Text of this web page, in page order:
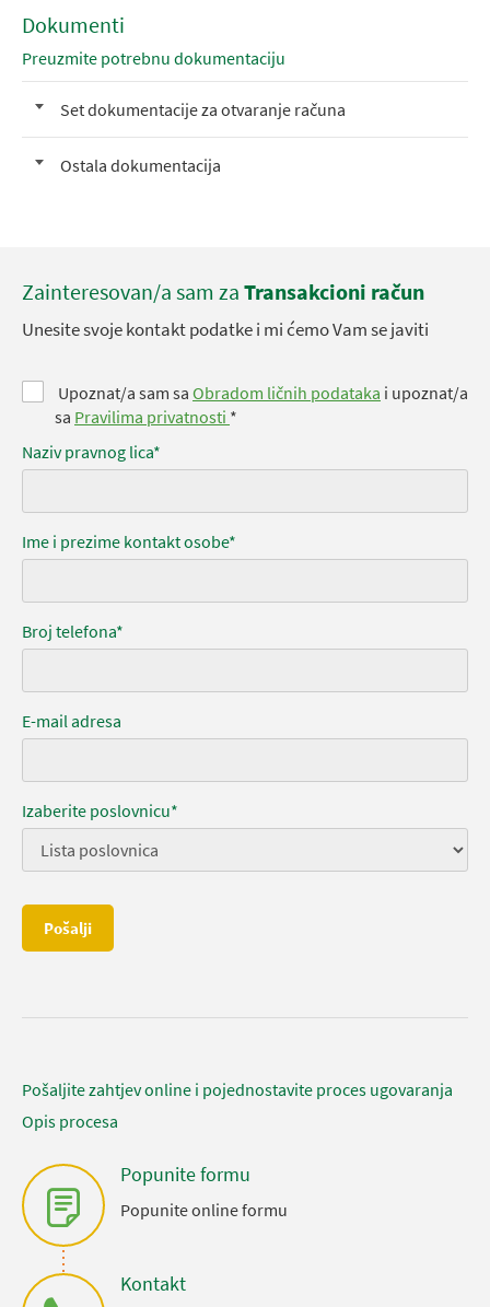
Dokumenti
Preuzmite potrebnu dokumentaciju
Set dokumentacije za otvaranje računa
Ostala dokumentacija
Zainteresovan/a sam za Transakcioni račun
Unesite svoje kontakt podatke i mi ćemo Vam se javiti
Upoznat/a sam sa Obradom ličnih podataka i upoznat/a
sa Pravilima privatnosti *
Naziv pravnog lica*
Ime i prezime kontakt osobe*
Broj telefona*
E-mail adresa
Izaberite poslovnicu*
Pošalji
Pošaljite zahtjev online i pojednostavite proces ugovaranja
Opis procesa
Popunite formu
Popunite online formu
Kontakt